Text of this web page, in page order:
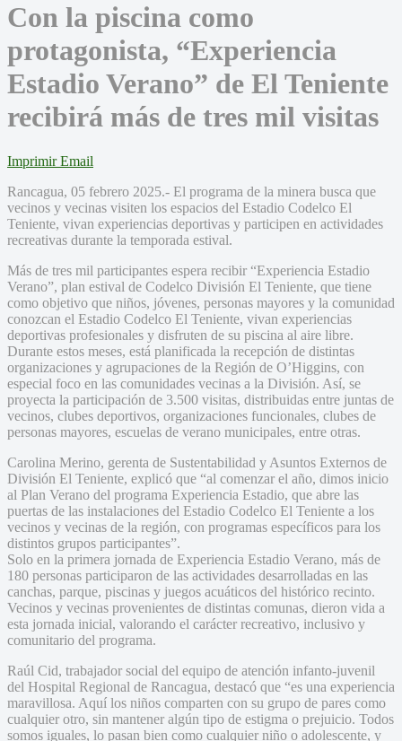
Con la piscina como
protagonista, “Experiencia
Estadio Verano” de El Teniente
recibirá más de tres mil visitas
Imprimir Email
Rancagua, 05 febrero 2025.- El programa de la minera busca que
vecinos y vecinas visiten los espacios del Estadio Codelco El
Teniente, vivan experiencias deportivas y participen en actividades
recreativas durante la temporada estival.
Más de tres mil participantes espera recibir “Experiencia Estadio
Verano”, plan estival de Codelco División El Teniente, que tiene
como objetivo que niños, jóvenes, personas mayores y la comunidad
conozcan el Estadio Codelco El Teniente, vivan experiencias
deportivas profesionales y disfruten de su piscina al aire libre.
Durante estos meses, está planificada la recepción de distintas
organizaciones y agrupaciones de la Región de O’Higgins, con
especial foco en las comunidades vecinas a la División. Así, se
proyecta la participación de 3.500 visitas, distribuidas entre juntas de
vecinos, clubes deportivos, organizaciones funcionales, clubes de
personas mayores, escuelas de verano municipales, entre otras.
Carolina Merino, gerenta de Sustentabilidad y Asuntos Externos de
División El Teniente, explicó que “al comenzar el año, dimos inicio
al Plan Verano del programa Experiencia Estadio, que abre las
puertas de las instalaciones del Estadio Codelco El Teniente a los
vecinos y vecinas de la región, con programas específicos para los
distintos grupos participantes”.
Solo en la primera jornada de Experiencia Estadio Verano, más de
180 personas participaron de las actividades desarrolladas en las
canchas, parque, piscinas y juegos acuáticos del histórico recinto.
Vecinos y vecinas provenientes de distintas comunas, dieron vida a
esta jornada inicial, valorando el carácter recreativo, inclusivo y
comunitario del programa.
Raúl Cid, trabajador social del equipo de atención infanto-juvenil
del Hospital Regional de Rancagua, destacó que “es una experiencia
maravillosa. Aquí los niños comparten con su grupo de pares como
cualquier otro, sin mantener algún tipo de estigma o prejuicio. Todos
somos iguales, lo pasan bien como cualquier niño o adolescente, y